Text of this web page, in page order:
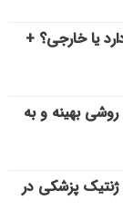
یا خارجی؟ +
بهینه و به
ژنتیک پزشکی در